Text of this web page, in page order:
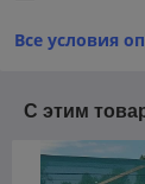
Все условия
С этим